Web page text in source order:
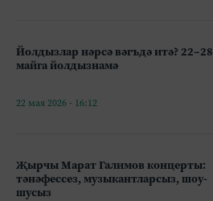
Йолдызлар нәрсә вәгъдә итә? 22–28
майга йолдызнамә
22 мая 2026 - 16:12
Җырчы Марат Галимов концерты:
тәнәфессез, музыкантларсыз, шоу-
шусыз